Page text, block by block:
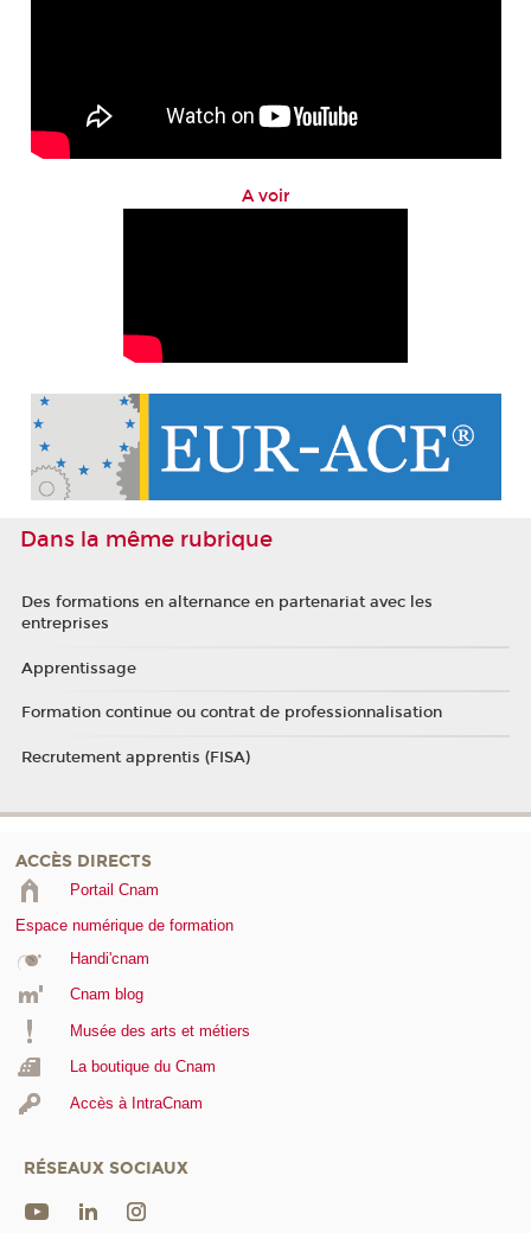
A voir
Dans la même rubrique
Des formations en alternance en partenariat avec les
entreprises
Apprentissage
Formation continue ou contrat de professionnalisation
Recrutement apprentis (FISA)
ACCÈS DIRECTS
Portail Cnam
Espace numérique de formation
Handi'cnam
Cnam blog
Musée des arts et métiers
La boutique du Cnam
Accès à IntraCnam
RÉSEAUX SOCIAUX